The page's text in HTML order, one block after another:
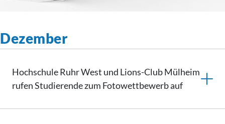
Dezember
Hochschule Ruhr West und Lions-Club Mülheim
rufen Studierende zum Fotowettbewerb auf